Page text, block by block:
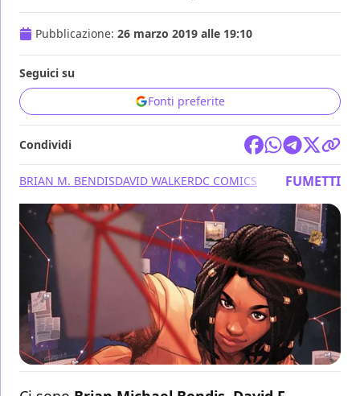
Pubblicazione: 26 marzo 2019 alle 19:10
Seguici su
Fonti preferite
Condividi
BRIAN M. BENDISDAVID WALKERDC COMICS FUMETTI